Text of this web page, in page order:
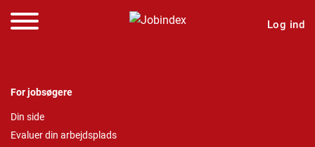
Log ind
For jobsøgere
Din side
Evaluer din arbejdsplads